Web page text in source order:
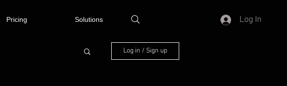
Pricing Solutions Log In
Log in / Sign up